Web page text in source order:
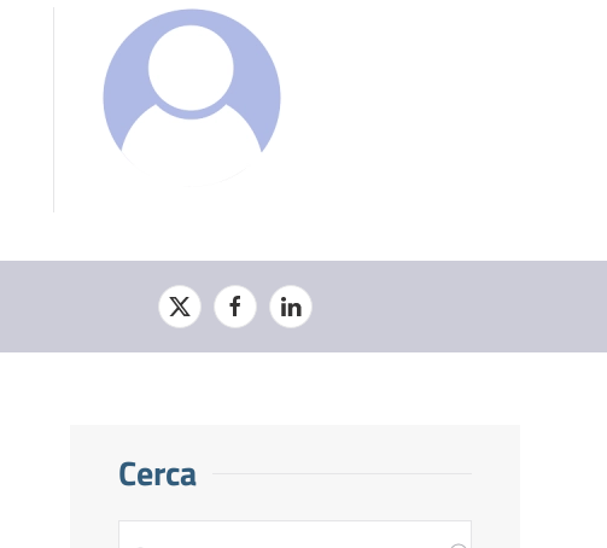
Cerca